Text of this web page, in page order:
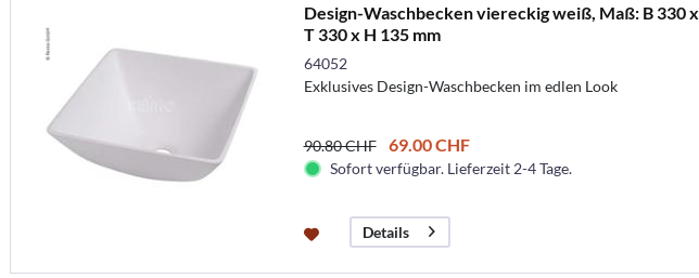
Design-Waschbecken viereckig weiß, Maß: B 330 x
T 330 x H 135 mm
64052
Exklusives Design-Waschbecken im edlen Look
90.80 CHF 69.00 CHF
Sofort verfügbar. Lieferzeit 2-4 Tage.
Details